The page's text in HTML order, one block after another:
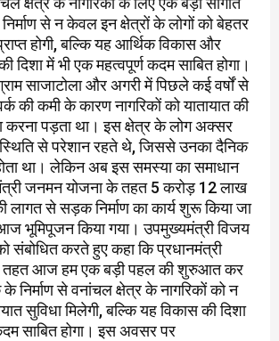
से न केवल इन क्षेत्रों के लोगों को बेहतर
होगी, बल्कि यह आर्थिक विकास और
दिशा में भी एक महत्वपूर्ण कदम साबित होगा।
साजाटोला और अगरी में पिछले कई वर्षों से
की कमी के कारण नागरिकों को यातायात की
करना पड़ता था। इस क्षेत्र के लोग अक्सर
से परेशान रहते थे, जिससे उनका दैनिक
था। लेकिन अब इस समस्या का समाधान
जनमन योजना के तहत 5 करोड़ 12 लाख
लागत से सड़क निर्माण का कार्य शुरू किया जा
भूमिपूजन किया गया। उपमुख्यमंत्री विजय
संबोधित करते हुए कहा कि प्रधानमंत्री
तहत आज हम एक बड़ी पहल की शुरुआत कर
से वनांचल क्षेत्र के नागरिकों को न
सुविधा मिलेगी, बल्कि यह विकास की दिशा
साबित होगा। इस अवसर पर